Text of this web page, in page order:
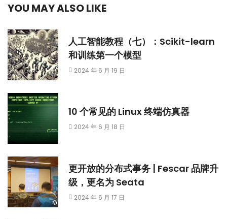
YOU MAY ALSO LIKE
人工智能教程（七）：Scikit-learn
和训练第一个模型
2024 年 6 月 19 日
10 个常见的 Linux 终端仿真器
2024 年 6 月 18 日
更开放的分布式事务 | Fescar 品牌升
级，更名为 Seata
2024 年 6 月 17 日